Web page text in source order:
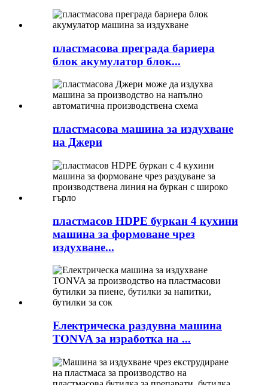
пластмасова преграда бариера
блок акумулатор блок...
пластмасова машина за издухване
на Джери
пластмасов HDPE буркан 4 кухини
машина за формоване чрез
издухване...
Електрическа раздувна машина
TONVA за изработка на ...